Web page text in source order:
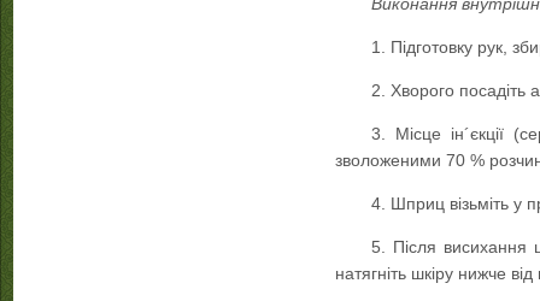
Виконання
1. Підготовку рук,
2. Хворого посадіть
3. Місце ін´єкції
зволоженими 70 %
4. Шприц візьміть у
5. Після висихання
натягніть шкіру нижче від